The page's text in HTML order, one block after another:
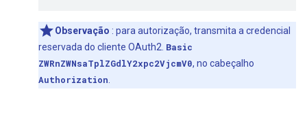
Observação : para autorização, transmita a credencial
reservada do cliente OAuth2. Basic
ZWRnZWNsaTplZGdlY2xpc2VjcmV0, no cabeçalho
Authorization